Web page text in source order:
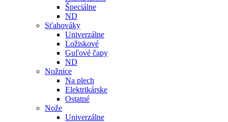
Špeciálne
ND
Sťahováky
Univerzálne
Ložiskové
Guľové čapy
ND
Nožnice
Na plech
Elektrikárske
Ostatné
Nože
Univerzálne